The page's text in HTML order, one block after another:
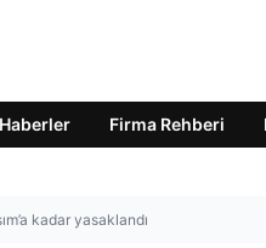
Firma Rehberi
kadar yasaklandı